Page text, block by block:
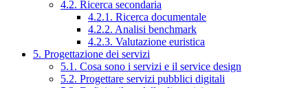
4.2. Ricerca secondaria
4.2.1. Ricerca documentale
4.2.2. Analisi benchmark
4.2.3. Valutazione euristica
5. Progettazione dei servizi
5.1. Cosa sono i servizi e il service design
5.2. Progettare servizi pubblici digitali